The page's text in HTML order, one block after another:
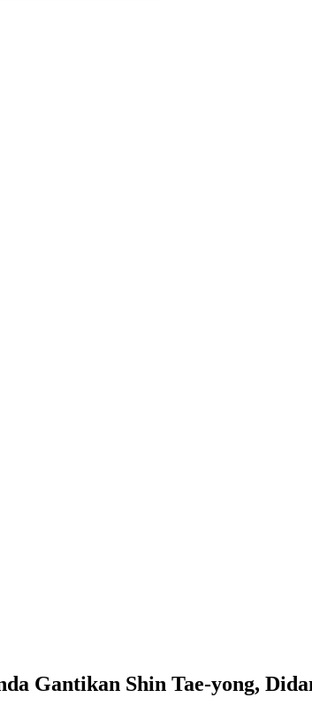
Gantikan Shin Tae-yong,